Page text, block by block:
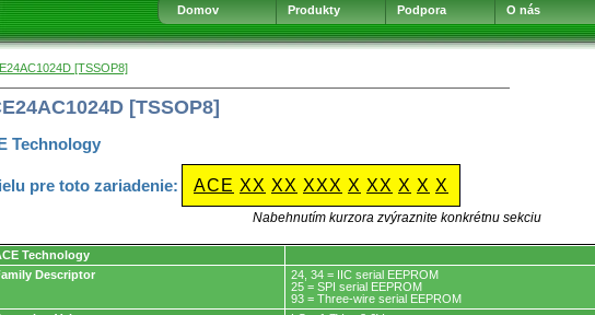
Domov Produkty Podpora O nás
[TSSOP8]
[TSSOP8]
Technology
pre toto zariadenie: ACE XX XX XXX X XX X X X
Nabehnutím kurzora zvýraznite konkrétnu sekciu
Technology
Descriptor
24, 34 = IIC serial EEPROM
25 = SPI serial EEPROM
93 = Three-wire serial EEPROM